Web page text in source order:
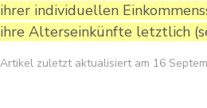
ihrer individuellen
ihre Alterseinkünfte letztlich
Artikel zuletzt aktualisiert am 16